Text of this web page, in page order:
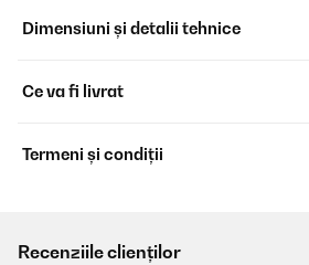
Dimensiuni și detalii tehnice
Ce va fi livrat
Termeni și condiții
Recenziile clienților